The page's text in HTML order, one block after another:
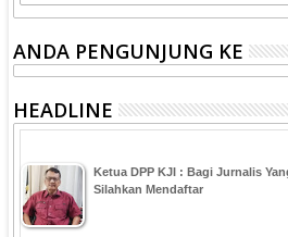
ANDA PENGUNJUNG KE
HEADLINE
Ketua DPP KJI : Bagi Jurnalis
Silahkan Mendaftar